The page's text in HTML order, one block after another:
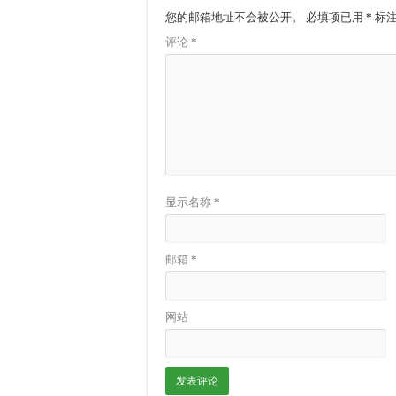
您的邮箱地址不会被公开。 必填项已用 * 标注
评论 *
显示名称 *
邮箱 *
网站